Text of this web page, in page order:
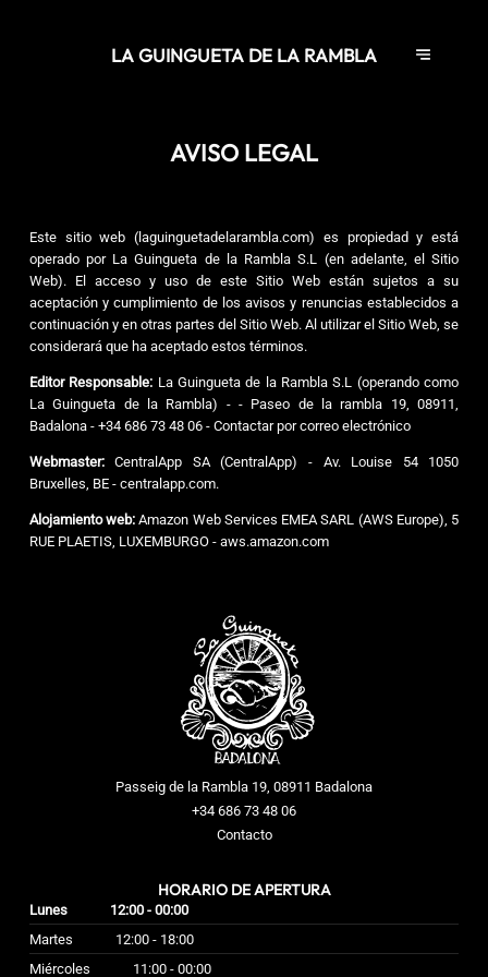
LA GUINGUETA DE LA RAMBLA
AVISO LEGAL
Este sitio web (laguinguetadelarambla.com) es propiedad y está
operado por La Guingueta de la Rambla S.L (en adelante, el Sitio
Web). El acceso y uso de este Sitio Web están sujetos a su
aceptación y cumplimiento de los avisos y renuncias establecidos a
continuación y en otras partes del Sitio Web. Al utilizar el Sitio Web, se
considerará que ha aceptado estos términos.
Editor Responsable: La Guingueta de la Rambla S.L (operando como
La Guingueta de la Rambla) - - Paseo de la rambla 19, 08911,
Badalona - +34 686 73 48 06 - Contactar por correo electrónico
Webmaster:CentralApp SA (CentralApp) - Av. Louise 54 1050
Bruxelles, BE - centralapp.com.
Alojamiento web:Amazon Web Services EMEA SARL (AWS Europe), 5
RUE PLAETIS, LUXEMBURGO - aws.amazon.com
Passeig de la Rambla 19, 08911 Badalona
+34 686 73 48 06
Contacto
HORARIO DE APERTURA
Lunes
12:00 - 00:00
Martes
12:00 - 18:00
Miércoles
11:00 - 00:00